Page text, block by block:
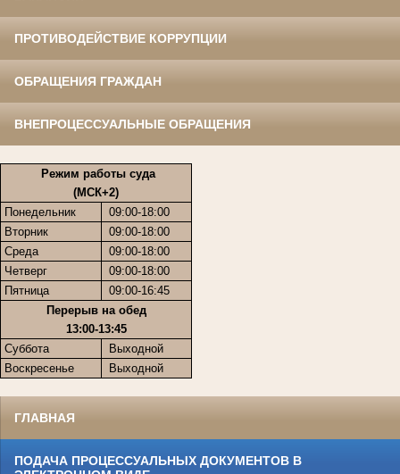
ПРОТИВОДЕЙСТВИЕ КОРРУПЦИИ
ОБРАЩЕНИЯ ГРАЖДАН
ВНЕПРОЦЕССУАЛЬНЫЕ ОБРАЩЕНИЯ
Режим работы суда
(МСК+2)
Понедельник
09:00-18:00
Вторник
09:00-18:00
Среда
09:00-18:00
Четверг
09:00-18:00
Пятница
09:00-16:45
Перерыв на обед
13:00-13:45
Суббота
Выходной
Воскресенье
Выходной
ГЛАВНАЯ
ПОДАЧА ПРОЦЕССУАЛЬНЫХ ДОКУМЕНТОВ В